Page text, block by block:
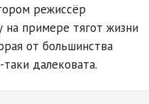
режиссёр
примере тягот жизни
от большинства
далековата.